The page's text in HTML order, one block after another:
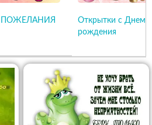
ПОЖЕЛАНИЯ
Открытки с Днем
рождения